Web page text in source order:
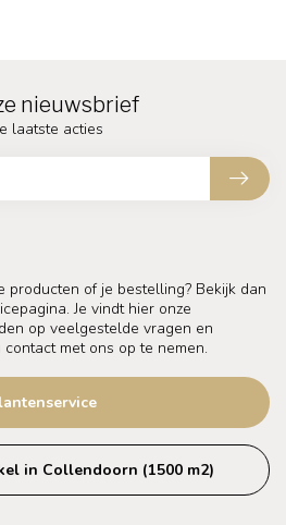
producten of je bestelling? Bekijk dan
Je vindt hier onze
op veelgestelde vragen en
met ons op te nemen.
in Collendoorn (1500 m2)
nieuwsbrief
laatste acties